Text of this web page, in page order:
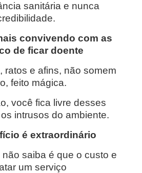
sanitária e nunca
convivendo com as
de ficar doente
ratos e afins, não somem
feito mágica.
você fica livre desses
intrusos do ambiente.
é extraordinário
saiba é que o custo e
um serviço